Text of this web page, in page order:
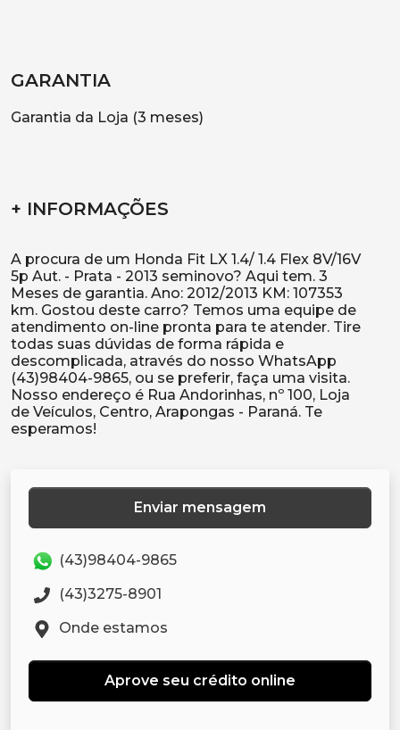
GARANTIA
Garantia da Loja (3 meses)
+ INFORMAÇÕES
A procura de um Honda Fit LX 1.4/ 1.4 Flex 8V/16V
5p Aut. - Prata - 2013 seminovo? Aqui tem. 3
Meses de garantia. Ano: 2012/2013 KM: 107353
km. Gostou deste carro? Temos uma equipe de
atendimento on-line pronta para te atender. Tire
todas suas dúvidas de forma rápida e
descomplicada, através do nosso WhatsApp
(43)98404-9865, ou se preferir, faça uma visita.
Nosso endereço é Rua Andorinhas, nº 100, Loja
de Veículos, Centro, Arapongas - Paraná. Te
Enviar mensagem
(43)98404-9865
(43)3275-8901
Onde estamos
Aprove seu crédito online